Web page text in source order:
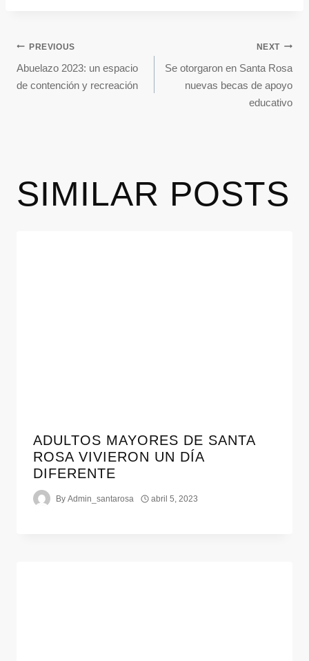
PREVIOUS
Abuelazo 2023: un espacio
de contención y recreación
NEXT
Se otorgaron en Santa Rosa
nuevas becas de apoyo
educativo
SIMILAR POSTS
ADULTOS MAYORES DE SANTA
ROSA VIVIERON UN DÍA
DIFERENTE
By Admin_santarosa abril 5, 2023